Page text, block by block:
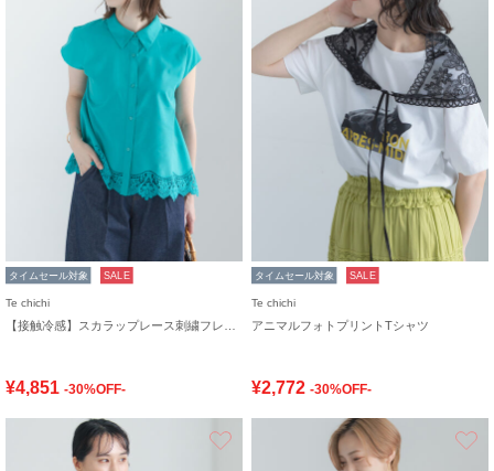
タイムセール対象 SALE
Te chichi
¥4,851 -30%OFF-
タイムセール対象 SALE
Te chichi
アニマルフォトプリントTシャツ
¥2,772 -30%OFF-